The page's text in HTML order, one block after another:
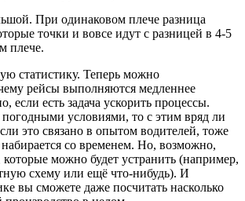
При одинаковом плече разница
точки и вовсе идут с разницей в 4-5
плече.
статистику. Теперь можно
рейсы выполняются медленнее
если есть задача ускорить процессы.
погодными условиями, то с этим вряд ли
это связано в опытом водителей, тоже
со временем. Но, возможно,
можно будет устранить (например,
схему или ещё что-нибудь). И
вы сможете даже посчитать насколько